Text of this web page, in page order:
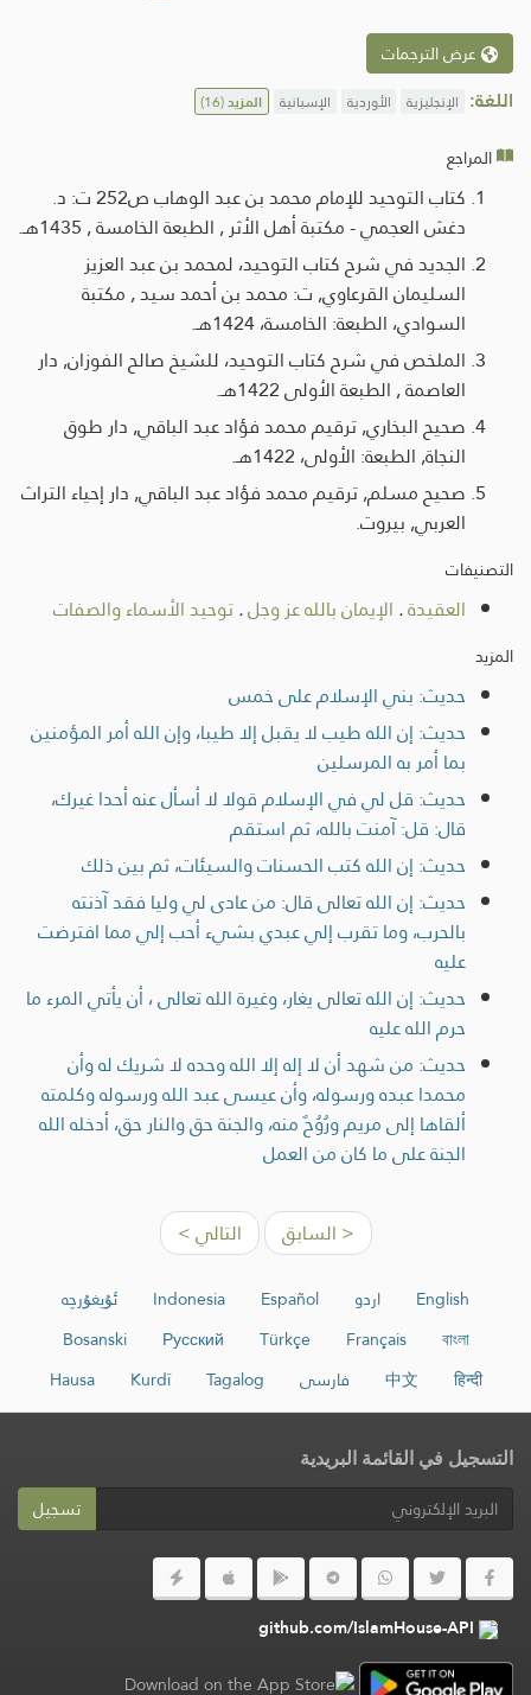
عرض الترجمات
اللغة: الإنجليزية الأوردية الإسبانية المزيد(16)
المراجع
كتاب التوحيد للإمام محمد بن عبد الوهاب ص252 ت: د.
دغش العجمي - مكتبة أهل الأثر , الطبعة الخامسة , 1435هـ.
الجديد في شرح كتاب التوحيد، لمحمد بن عبد العزيز
السليمان القرعاوي, ت: محمد بن أحمد سيد , مكتبة
السوادي، الطبعة: الخامسة، 1424هـ.
الملخص في شرح كتاب التوحيد، للشيخ صالح الفوزان, دار
العاصمة , الطبعة الأولى 1422هـ.
صحيح البخاري, ترقيم محمد فؤاد عبد الباقي, دار طوق
النجاة, الطبعة: الأولى، 1422هـ.
صحيح مسلم, ترقيم محمد فؤاد عبد الباقي, دار إحياء التراث
العربي, بيروت.
التصنيفات
العقيدة. الإيمان بالله عز وجل.توحيد الأسماء والصفات
المزيد
حديث: بني الإسلام على خمس
حديث: إن الله طيب لا يقبل إلا طيبا، وإن الله أمر المؤمنين
بما أمر به المرسلين
حديث: قل لي في الإسلام قولا لا أسأل عنه أحدا غيرك،
قال: قل: آمنت بالله، ثم استقم
حديث: إن الله كتب الحسنات والسيئات، ثم بين ذلك
حديث: إن الله تعالى قال: من عادى لي وليا فقد آذنته
بالحرب، وما تقرب إلي عبدي بشيء أحب إلي مما افترضت
عليه
حديث: إن الله تعالى يغار، وغيرة الله تعالى ، أن يأتي المرء ما
حرم الله عليه
حديث: من شهد أن لا إله إلا الله وحده لا شريك له وأن
محمدا عبده ورسوله، وأن عيسى عبد الله ورسوله وكلمته
ألقاها إلى مريم ورُوُحٌ منه، والجنة حق والنار حق، أدخله الله
الجنة على ما كان من العمل
< السابق التالي >
English اردو Español
Indonesia
ئۇيغۇرچە
বাংলা
Français
Türkçe
Русский
Bosanski
हिन्दी
中文 فارسی Tagalog
Kurdî
Hausa
التسجيل في القائمة البريدية
تسجيل
github.com/IslamHouse-API